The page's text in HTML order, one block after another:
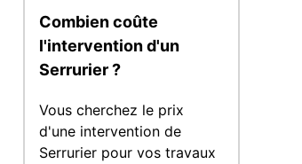
Combien coûte
l'intervention d'un
Serrurier ?
Vous cherchez le prix
d'une intervention de
Serrurier pour vos travaux